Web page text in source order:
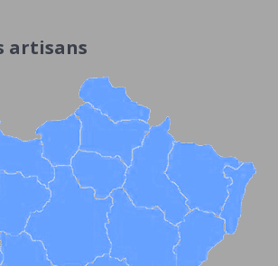
artisans